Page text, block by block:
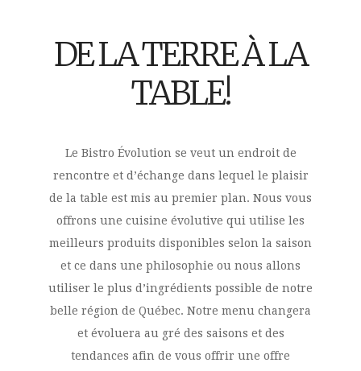
DE LA TERRE À LA
TABLE!
Le Bistro Évolution se veut un endroit de
rencontre et d’échange dans lequel le plaisir
de la table est mis au premier plan. Nous vous
offrons une cuisine évolutive qui utilise les
meilleurs produits disponibles selon la saison
et ce dans une philosophie ou nous allons
utiliser le plus d’ingrédients possible de notre
belle région de Québec. Notre menu changera
et évoluera au gré des saisons et des
tendances afin de vous offrir une offre